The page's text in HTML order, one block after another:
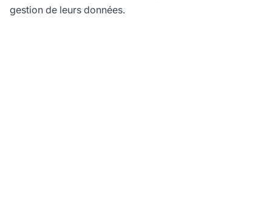
gestion de leurs données.